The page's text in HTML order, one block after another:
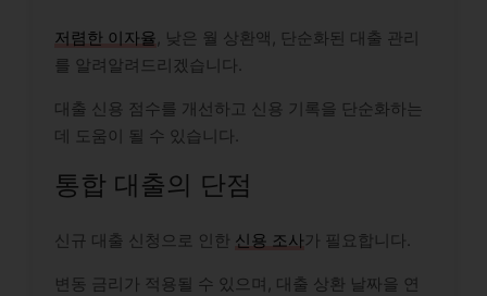
저렴한 이자율, 낮은 월 상환액, 단순화된 대출 관리
를 알려알려드리겠습니다.
대출 신용 점수를 개선하고 신용 기록을 단순화하는
데 도움이 될 수 있습니다.
통합 대출의 단점
신규 대출 신청으로 인한 신용 조사가 필요합니다.
변동 금리가 적용될 수 있으며, 대출 상환 날짜을 연